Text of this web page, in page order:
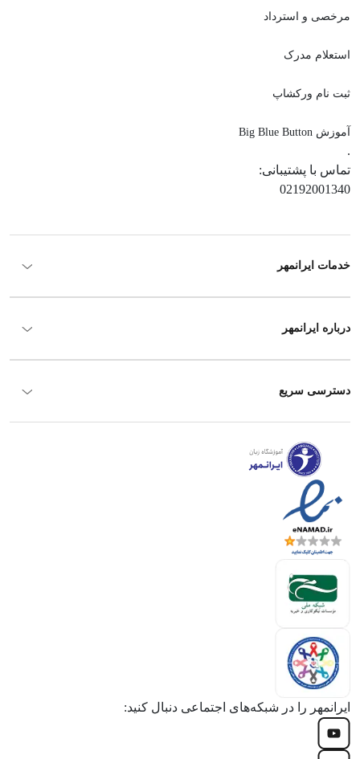
مرخصی و استرداد
استعلام مدرک
ثبت نام ورکشاپ
آموزش Big Blue Button
.
تماس با پشتیبانی:
02192001340
خدمات ایرانمهر
درباره ایرانمهر
دسترسی سریع
ایرانمهر را در شبکه‌های اجتماعی دنبال کنید: